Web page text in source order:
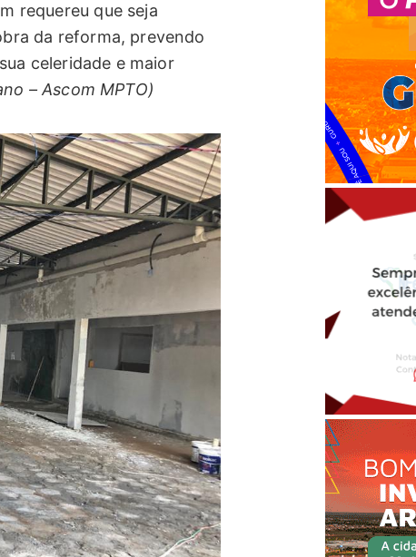
requereu que seja
da reforma, prevendo
celeridade e maior
– Ascom MPTO)